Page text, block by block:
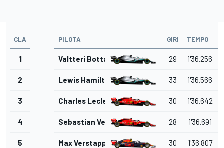
CLA PILOTA GIRI TEMPO
1 Valtteri Bottas 29 1'36.256
2 Lewis Hamilton 33 1'36.566
3 Charles Leclerc 30 1'36.642
4 Sebastian Vettel 28 1'36.691
5 Max Verstappen 30 1'36.807